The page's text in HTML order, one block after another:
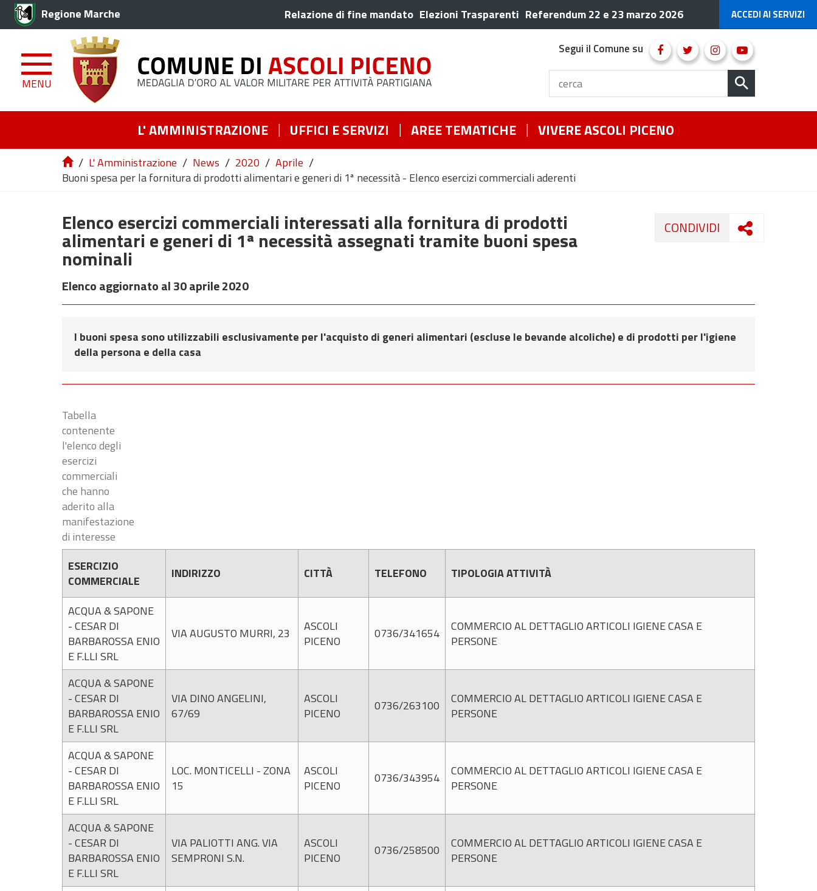
Regione Marche Relazione di fine mandato Elezioni Trasparenti Referendum 22 e 23 marzo 2026 ACCEDI AI SERVIZI
MENU
Segui il Comune su
L' AMMINISTRAZIONE UFFICI E SERVIZI AREE TEMATICHE VIVERE ASCOLI PICENO
/ L' Amministrazione / News / 2020 / Aprile /
Buoni spesa per la fornitura di prodotti alimentari e generi di 1ª necessità - Elenco esercizi commerciali aderenti
CONDIVIDI
Elenco esercizi commerciali interessati alla fornitura di prodotti
alimentari e generi di 1ª necessità assegnati tramite buoni spesa
nominali
Elenco aggiornato al 30 aprile 2020
I buoni spesa sono utilizzabili esclusivamente per l'acquisto di generi alimentari (escluse le bevande alcoliche) e di prodotti per l'igiene
della persona e della casa
Tabella
contenente
l'elenco degli
esercizi
commerciali
che hanno
aderito alla
manifestazione
di interesse
ESERCIZIO
COMMERCIALE
INDIRIZZO CITTÀ TELEFONO TIPOLOGIA ATTIVITÀ
ACQUA & SAPONE
- CESAR DI
BARBAROSSA ENIO
E F.LLI SRL
VIA AUGUSTO MURRI, 23
ASCOLI
PICENO
0736/341654
COMMERCIO AL DETTAGLIO ARTICOLI IGIENE CASA E
PERSONE
ACQUA & SAPONE
- CESAR DI
BARBAROSSA ENIO
E F.LLI SRL
VIA DINO ANGELINI,
67/69
ASCOLI
PICENO
0736/263100
COMMERCIO AL DETTAGLIO ARTICOLI IGIENE CASA E
PERSONE
ACQUA & SAPONE
- CESAR DI
BARBAROSSA ENIO
E F.LLI SRL
LOC. MONTICELLI - ZONA
15
ASCOLI
PICENO
0736/343954
COMMERCIO AL DETTAGLIO ARTICOLI IGIENE CASA E
PERSONE
ACQUA & SAPONE
- CESAR DI
BARBAROSSA ENIO
E F.LLI SRL
VIA PALIOTTI ANG. VIA
SEMPRONI S.N.
ASCOLI
PICENO
0736/258500
COMMERCIO AL DETTAGLIO ARTICOLI IGIENE CASA E
PERSONE